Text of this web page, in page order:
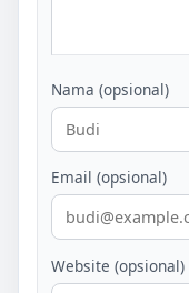
Nama (opsional)
Email (opsional)
Website (opsional)